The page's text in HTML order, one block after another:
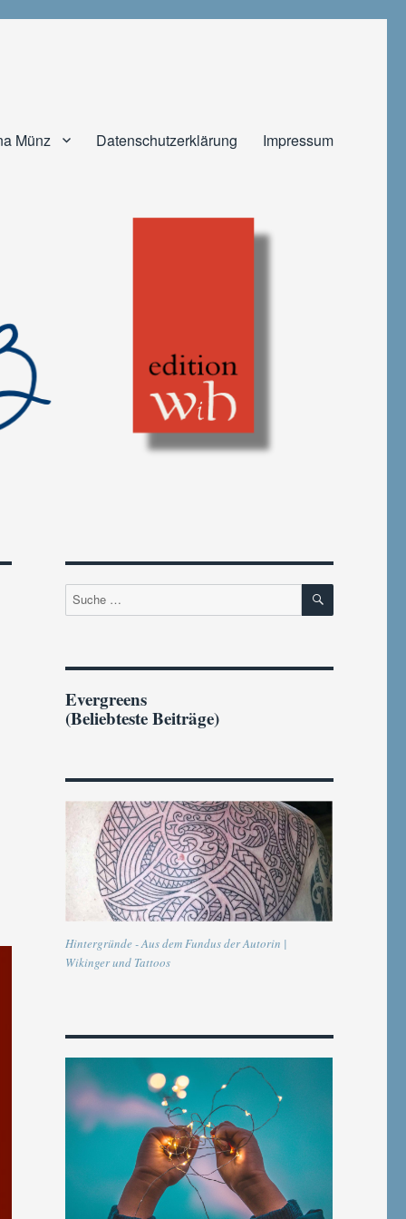
Münz Datenschutzerklärung Impressum
Suche
nach:
SUCHEN
Evergreens
(Beliebteste Beiträge)
Hintergründe - Aus dem Fundus der Autorin |
Wikinger und Tattoos